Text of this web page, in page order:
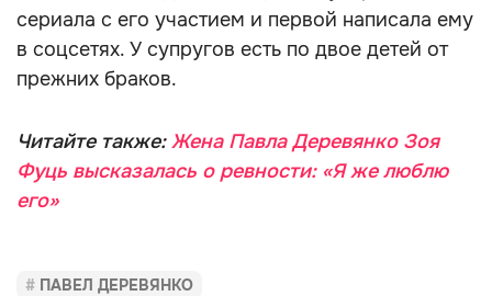
сериала с его участием и первой написала ему
в соцсетях. У супругов есть по двое детей от
прежних браков.
Читайте также:Жена Павла Деревянко Зоя
Фуць высказалась о ревности: «Я же люблю
его»
ПАВЕЛ ДЕРЕВЯНКО